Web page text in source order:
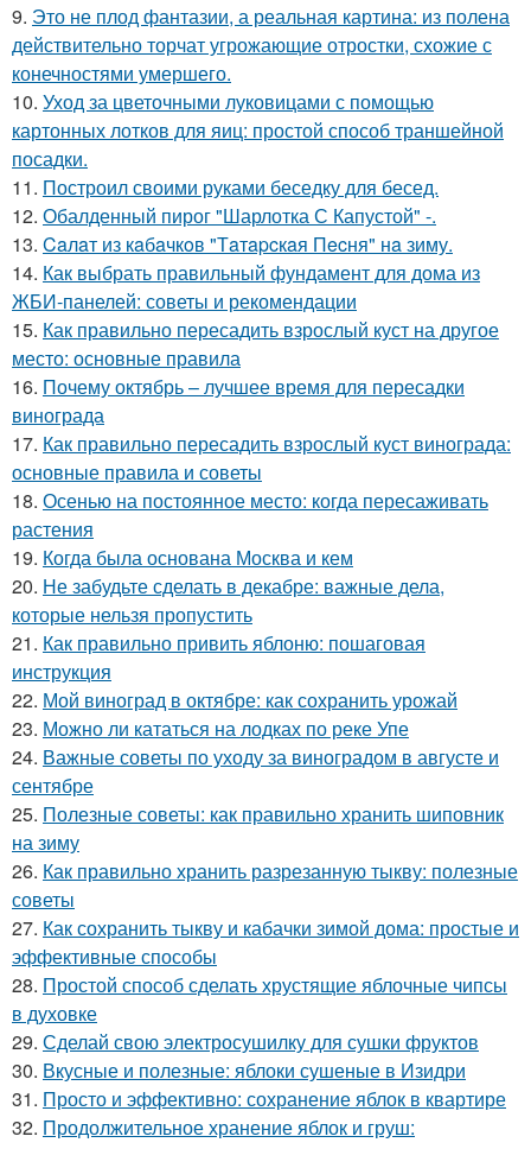
9. Это не плод фантазии, а реальная картина: из полена
действительно торчат угрожающие отростки, схожие с
конечностями умершего.
10. Уход за цветочными луковицами с помощью
картонных лотков для яиц: простой способ траншейной
посадки.
11. Построил своими руками беседку для бесед.
12. Обалденный пирог "Шарлотка С Капустой" -.
13. Caлaт из кaбaчкoв "Тaтapcкaя Пecня" нa зиму.
14. Как выбрать правильный фундамент для дома из
ЖБИ-панелей: советы и рекомендации
15. Как правильно пересадить взрослый куст на другое
место: основные правила
16. Почему октябрь – лучшее время для пересадки
винограда
17. Как правильно пересадить взрослый куст винограда:
основные правила и советы
18. Осенью на постоянное место: когда пересаживать
растения
19. Когда была основана Москва и кем
20. Не забудьте сделать в декабре: важные дела,
которые нельзя пропустить
21. Как правильно привить яблоню: пошаговая
инструкция
22. Мой виноград в октябре: как сохранить урожай
23. Можно ли кататься на лодках по реке Упе
24. Важные советы по уходу за виноградом в августе и
сентябре
25. Полезные советы: как правильно хранить шиповник
на зиму
26. Как правильно хранить разрезанную тыкву: полезные
советы
27. Как сохранить тыкву и кабачки зимой дома: простые и
эффективные способы
28. Простой способ сделать хрустящие яблочные чипсы
в духовке
29. Сделай свою электросушилку для сушки фруктов
30. Вкусные и полезные: яблоки сушеные в Изидри
31. Просто и эффективно: сохранение яблок в квартире
32. Продолжительное хранение яблок и груш: